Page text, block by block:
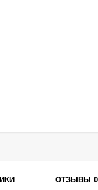
ОТЗЫВЫ 0